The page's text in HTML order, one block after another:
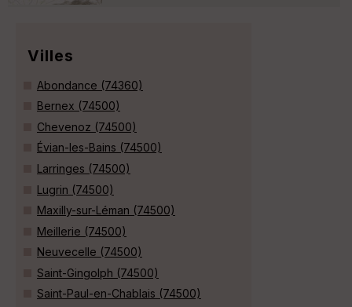
Villes
Abondance (74360)
Bernex (74500)
Chevenoz (74500)
Évian-les-Bains (74500)
Larringes (74500)
Lugrin (74500)
Maxilly-sur-Léman (74500)
Meillerie (74500)
Neuvecelle (74500)
Saint-Gingolph (74500)
Saint-Paul-en-Chablais (74500)